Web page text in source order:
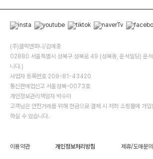
(주)클릭앤퍼니/김예중
02880 서울특별시 성북구 성북로 49 (성북동, 운석빌딩) 운
니다.)
사업자 등록번호 209-81-43420
통신판매업신고 서울성북-0073호
개인정보관리책임자 박수미
고객님은 안전거래를 위해 현금으로 결제 시 저희 소핑몰에 가
하실 수 있습니다.
이용약관 개인정보처리방침 제휴/도매문의